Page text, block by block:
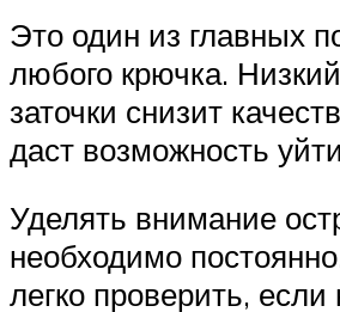
Это один из главных
любого крючка.
заточки снизит
даст возможность
Уделять внимание
необходимо
легко проверить, если